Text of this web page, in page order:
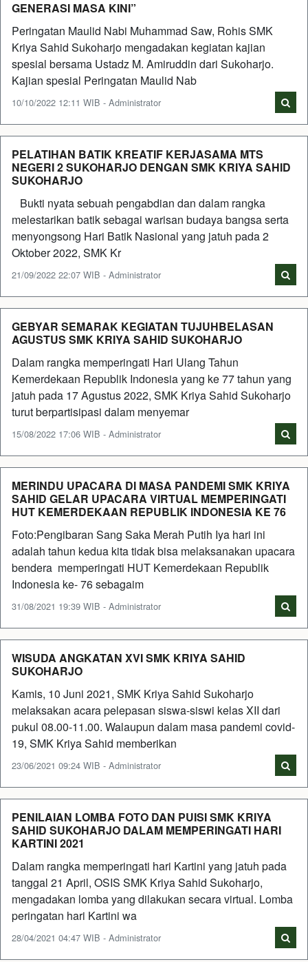
GENERASI MASA KINI”
Peringatan Maulid Nabi Muhammad Saw, Rohis SMK
Kriya Sahid Sukoharjo mengadakan kegiatan kajian
spesial bersama Ustadz M. Amiruddin dari Sukoharjo.
Kajian spesial Peringatan Maulid Nab
10/10/2022 12:11 WIB - Administrator
PELATIHAN BATIK KREATIF KERJASAMA MTS
NEGERI 2 SUKOHARJO DENGAN SMK KRIYA SAHID
SUKOHARJO
Bukti nyata sebuah pengabdian dan dalam rangka
melestarikan batik sebagai warisan budaya bangsa serta
menyongsong Hari Batik Nasional yang jatuh pada 2
Oktober 2022, SMK Kr
21/09/2022 22:07 WIB - Administrator
GEBYAR SEMARAK KEGIATAN TUJUHBELASAN
AGUSTUS SMK KRIYA SAHID SUKOHARJO
Dalam rangka memperingati Hari Ulang Tahun
Kemerdekaan Republik Indonesia yang ke 77 tahun yang
jatuh pada 17 Agustus 2022, SMK Kriya Sahid Sukoharjo
turut berpartisipasi dalam menyemar
15/08/2022 17:06 WIB - Administrator
MERINDU UPACARA DI MASA PANDEMI SMK KRIYA
SAHID GELAR UPACARA VIRTUAL MEMPERINGATI
HUT KEMERDEKAAN REPUBLIK INDONESIA KE 76
Foto:Pengibaran Sang Saka Merah Putih Iya hari ini
adalah tahun kedua kita tidak bisa melaksanakan upacara
bendera memperingati HUT Kemerdekaan Republik
Indonesia ke- 76 sebagaim
31/08/2021 19:39 WIB - Administrator
WISUDA ANGKATAN XVI SMK KRIYA SAHID
SUKOHARJO
Kamis, 10 Juni 2021, SMK Kriya Sahid Sukoharjo
melaksakan acara pelepasan siswa-siswi kelas XII dari
pukul 08.00-11.00. Walaupun dalam masa pandemi covid-
19, SMK Kriya Sahid memberikan
23/06/2021 09:24 WIB - Administrator
PENILAIAN LOMBA FOTO DAN PUISI SMK KRIYA
SAHID SUKOHARJO DALAM MEMPERINGATI HARI
KARTINI 2021
Dalam rangka memperingati hari Kartini yang jatuh pada
tanggal 21 April, OSIS SMK Kriya Sahid Sukoharjo,
mengadakan lomba yang dilakukan secara virtual. Lomba
peringatan hari Kartini wa
28/04/2021 04:47 WIB - Administrator